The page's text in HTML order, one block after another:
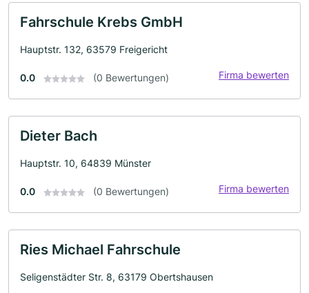
Fahrschule Krebs GmbH
Hauptstr. 132, 63579 Freigericht
0.0 (0 Bewertungen) Firma bewerten
Dieter Bach
Hauptstr. 10, 64839 Münster
0.0 (0 Bewertungen) Firma bewerten
Ries Michael Fahrschule
Seligenstädter Str. 8, 63179 Obertshausen